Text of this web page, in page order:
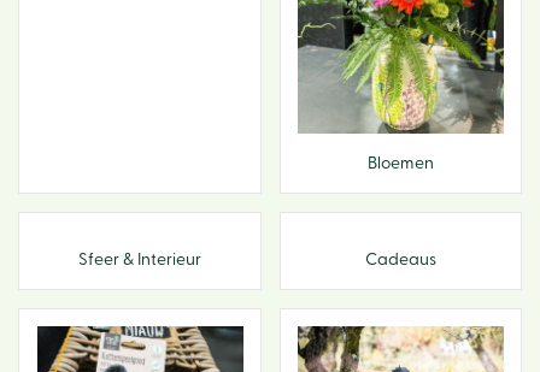
Bloemen
Sfeer & Interieur Cadeaus